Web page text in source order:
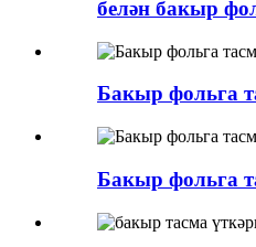
белән бакыр
Бакыр фольга
Бакыр фольга